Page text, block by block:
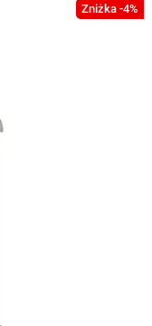
Zniżka -4%